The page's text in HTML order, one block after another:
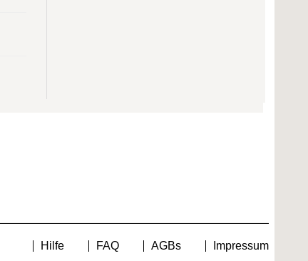
Hilfe FAQ AGBs Impressum